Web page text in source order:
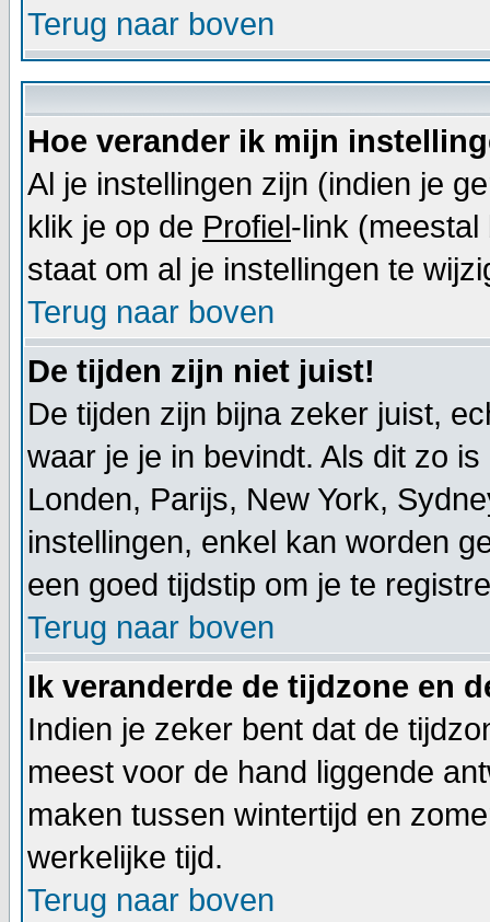
Terug naar boven
Hoe verander ik mijn
Al je instellingen zijn (indien je
klik je op de Profiel-link (meestal
staat om al je instellingen te
Terug naar boven
De tijden zijn niet juist!
De tijden zijn bijna zeker juist,
waar je je in bevindt. Als dit zo
Londen, Parijs, New York,
instellingen, enkel kan worden
een goed tijdstip om je te
Terug naar boven
Ik veranderde de tijdzone en
Indien je zeker bent dat de
meest voor de hand liggende
maken tussen wintertijd en
werkelijke tijd.
Terug naar boven